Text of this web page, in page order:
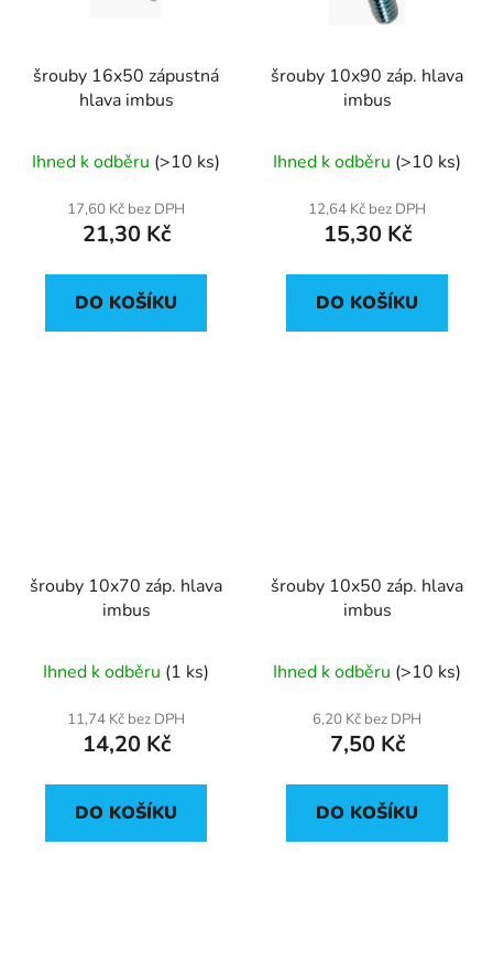
šrouby 16x50 zápustná
hlava imbus
Ihned k odběru (>10 ks)
17,60 Kč bez DPH
21,30 Kč
DO KOŠÍKU
šrouby 10x90 záp. hlava
imbus
Ihned k odběru (>10 ks)
12,64 Kč bez DPH
15,30 Kč
DO KOŠÍKU
šrouby 10x70 záp. hlava
imbus
Ihned k odběru (1 ks)
11,74 Kč bez DPH
14,20 Kč
DO KOŠÍKU
šrouby 10x50 záp. hlava
imbus
Ihned k odběru (>10 ks)
6,20 Kč bez DPH
7,50 Kč
DO KOŠÍKU